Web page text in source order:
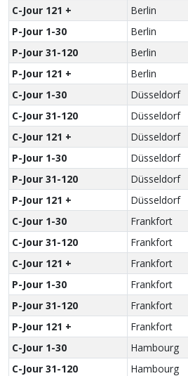
C-Jour 121 +
Berlin
P-Jour 1-30
Berlin
P-Jour 31-120
Berlin
P-Jour 121 +
Berlin
C-Jour 1-30
Düsseldorf
C-Jour 31-120
Düsseldorf
C-Jour 121 +
Düsseldorf
P-Jour 1-30
Düsseldorf
P-Jour 31-120
Düsseldorf
P-Jour 121 +
Düsseldorf
C-Jour 1-30
Frankfort
C-Jour 31-120
Frankfort
C-Jour 121 +
Frankfort
P-Jour 1-30
Frankfort
P-Jour 31-120
Frankfort
P-Jour 121 +
Frankfort
C-Jour 1-30
Hambourg
C-Jour 31-120
Hambourg